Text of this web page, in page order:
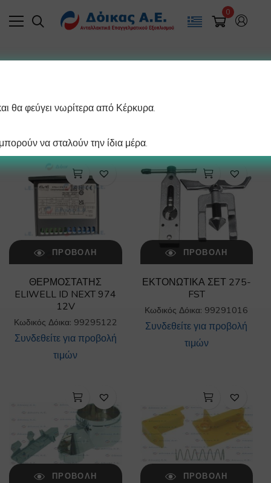
0
ΠΡΟΒΟΛΉ
ΘΕΡΜΟΣΤΑΤΗΣ
ELIWELL ID NEXT 974
12V
Κωδικός Δόικα: 99295122
Συνδεθείτε για προβολή
τιμών
ΠΡΟΒΟΛΉ
ΕΚΤΟΝΩΤΙΚΑ ΣΕΤ 275-
FST
Κωδικός Δόικα: 99291016
Συνδεθείτε για προβολή
τιμών
ΠΡΟΒΟΛΉ ΠΡΟΒΟΛΉ
θα φεύγει νωρίτερα από Κέρκυρα.
να σταλούν την ίδια μέρα.